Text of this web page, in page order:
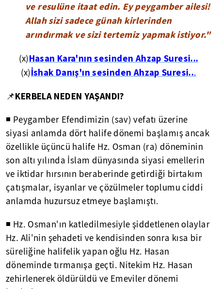
ve resulüne itaat edin. Ey peygamber ailesi!
Allah sizi sadece günah kirlerinden
arındırmak ve sizi tertemiz yapmak istiyor."
(x)Hasan Kara'nın sesinden Ahzap Suresi...
(x)İshak Danış'ın sesinden Ahzap Suresi...
📌KERBELA NEDEN YAŞANDI?
◾ Peygamber Efendimizin (sav) vefatı üzerine
siyasi anlamda dört halife dönemi başlamış ancak
özellikle üçüncü halife Hz. Osman (ra) döneminin
son altı yılında İslam dünyasında siyasi emellerin
ve iktidar hırsının beraberinde getirdiği birtakım
çatışmalar, isyanlar ve çözülmeler toplumu ciddi
anlamda huzursuz etmeye başlamıştı.
◾ Hz. Osman'ın katledilmesiyle şiddetlenen olaylar
Hz. Ali'nin şehadeti ve kendisinden sonra kısa bir
süreliğine halifelik yapan oğlu Hz. Hasan
döneminde tırmanışa geçti. Nitekim Hz. Hasan
zehirlenerek öldürüldü ve Emeviler dönemi